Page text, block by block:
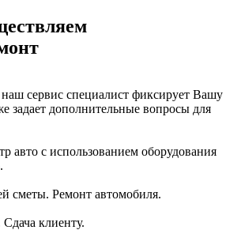
сервис специалист фиксирует Вашу
задает дополнительные вопросы для
авто с использованием оборудования
сметы. Ремонт автомобиля.
клиенту.